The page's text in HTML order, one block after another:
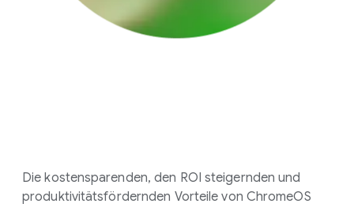
Die kostensparenden, den ROI steigernden und
produktivitätsfördernden Vorteile von ChromeOS